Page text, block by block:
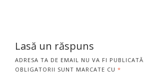
Lasă un răspuns
ADRESA TA DE EMAIL NU VA FI PUBLICATĂ.
OBLIGATORII SUNT MARCATE CU *